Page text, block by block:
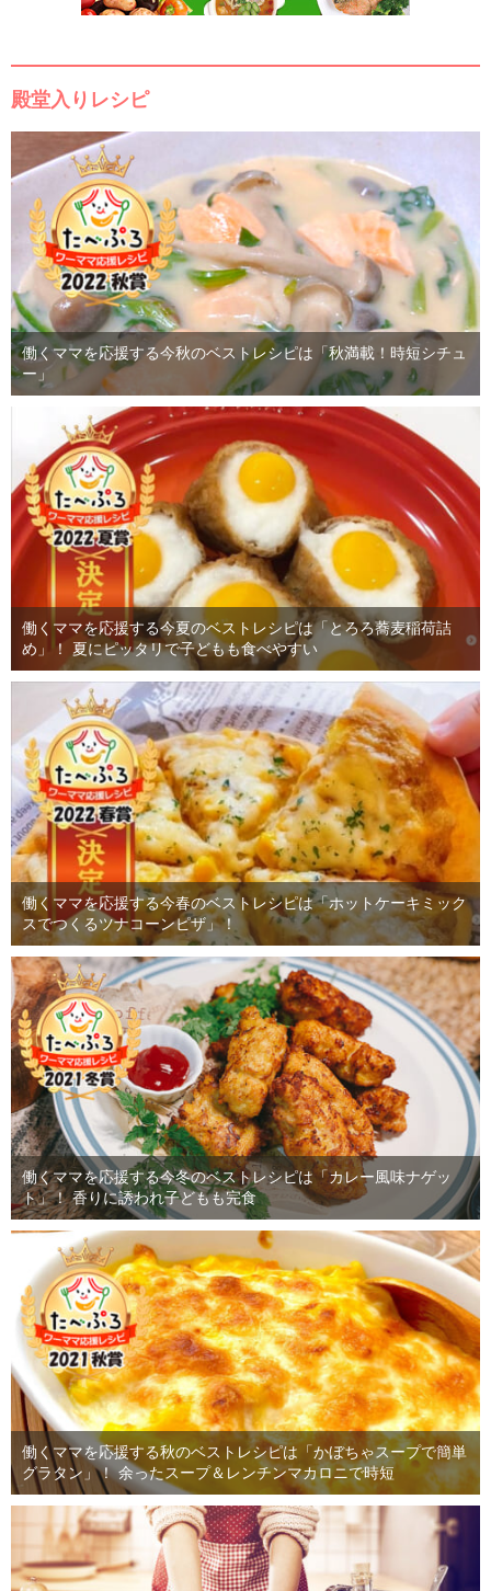
殿堂入りレシピ
働くママを応援する今秋のベストレシピは「秋満載！時短シチュ
ー」
働くママを応援する今夏のベストレシピは「とろろ蕎麦稲荷詰
め」！ 夏にピッタリで子どもも食べやすい
働くママを応援する今春のベストレシピは「ホットケーキミック
スでつくるツナコーンピザ」！
働くママを応援する今冬のベストレシピは「カレー風味ナゲッ
ト」！ 香りに誘われ子どもも完食
働くママを応援する秋のベストレシピは「かぼちゃスープで簡単
グラタン」！ 余ったスープ＆レンチンマカロニで時短